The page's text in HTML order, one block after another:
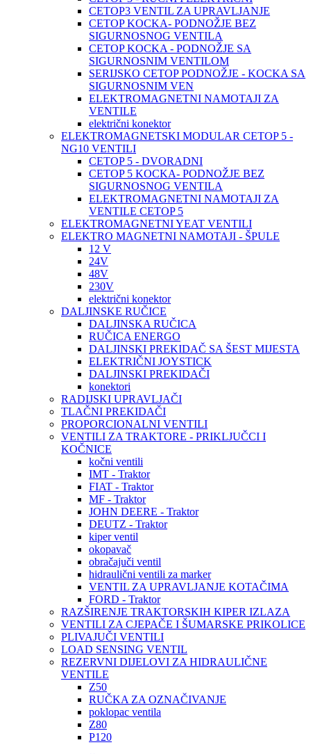
CETOP3 VENTIL ZA UPRAVLJANJE
CETOP KOCKA- PODNOŽJE BEZ
SIGURNOSNOG VENTILA
CETOP KOCKA - PODNOŽJE SA
SIGURNOSNIM VENTILOM
SERIJSKO CETOP PODNOŽJE - KOCKA SA
SIGURNOSNIM VEN
ELEKTROMAGNETNI NAMOTAJI ZA
VENTILE
električni konektor
ELEKTROMAGNETSKI MODULAR CETOP 5 -
NG10 VENTILI
CETOP 5 - DVORADNI
CETOP 5 KOCKA- PODNOŽJE BEZ
SIGURNOSNOG VENTILA
ELEKTROMAGNETNI NAMOTAJI ZA
VENTILE CETOP 5
ELEKTROMAGNETNI YEAT VENTILI
ELEKTRO MAGNETNI NAMOTAJI - ŠPULE
12 V
24V
48V
230V
električni konektor
DALJINSKE RUČICE
DALJINSKA RUČICA
RUČICA ENERGO
DALJINSKI PREKIDAČ SA ŠEST MIJESTA
ELEKTRIČNI JOYSTICK
DALJINSKI PREKIDAČI
konektori
RADIJSKI UPRAVLJAČI
TLAČNI PREKIDAČI
PROPORCIONALNI VENTILI
VENTILI ZA TRAKTORE - PRIKLJUČCI I
KOČNICE
kočni ventili
IMT - Traktor
FIAT - Traktor
MF - Traktor
JOHN DEERE - Traktor
DEUTZ - Traktor
kiper ventil
okopavač
obračajuči ventil
hidraulični ventili za marker
VENTIL ZA UPRAVLJANJE KOTAČIMA
FORD - Traktor
RAZŠIRENJE TRAKTORSKIH KIPER IZLAZA
VENTILI ZA CJEPAČE I ŠUMARSKE PRIKOLICE
PLIVAJUČI VENTILI
LOAD SENSING VENTIL
REZERVNI DIJELOVI ZA HIDRAULIČNE
VENTILE
Z50
RUČKA ZA OZNAČIVANJE
poklopac ventila
Z80
P120